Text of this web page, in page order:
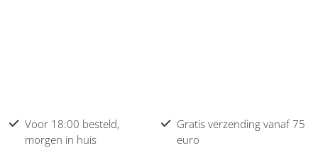
Voor 18:00 besteld,
morgen in huis
Gratis verzending vanaf 75
euro